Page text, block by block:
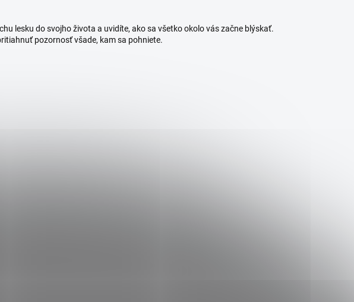
lesku do svojho života a uvidíte, ako sa všetko okolo vás začne blýskať.
pozornosť všade, kam sa pohniete.